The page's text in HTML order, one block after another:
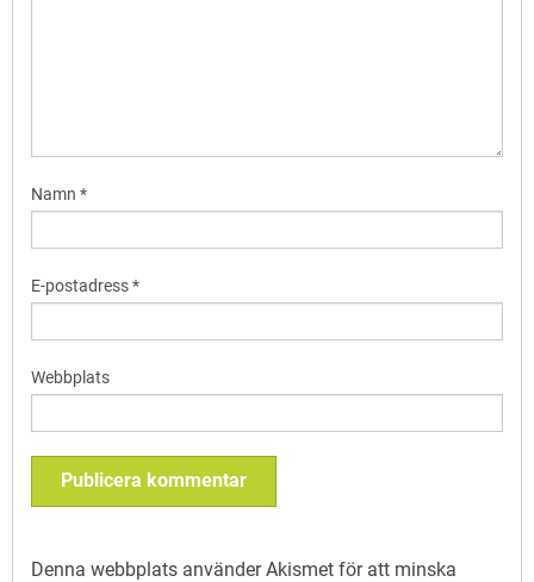
Namn *
E-postadress*
Webbplats
Denna webbplats använder Akismet för att minska